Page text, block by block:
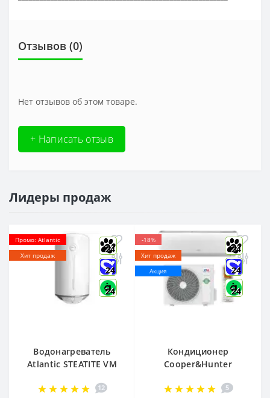
Отзывов (0)
Нет отзывов об этом товаре.
+ Написать отзыв
Лидеры продаж
Промо: Atlantic
Хит продаж
24
24
24
Водонагреватель
Atlantic STEATITE VM
851188
12
-18%
Хит продаж
Акция
24
24
24
Кондиционер
Cooper&Hunter
S12FTXLA2-NG (WI-
5